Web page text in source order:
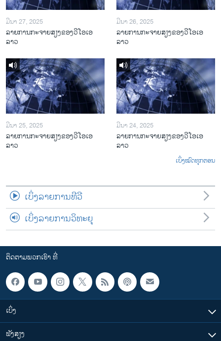
ມີນາ 27, 2025
ລາຍການກະຈາຍສຽງຂອງວີໂອເອ
ລາວ
ມີນາ 26, 2025
ລາຍການກະຈາຍສຽງຂອງວີໂອເອ
ລາວ
ມີນາ 25, 2025
ລາຍການກະຈາຍສຽງຂອງວີໂອເອ
ລາວ
ມີນາ 24, 2025
ລາຍການກະຈາຍສຽງຂອງວີໂອເອ
ລາວ
ເບິ່ງໝົດທຸກຕອນ
ເບິ່ງລາຍການທີວີ
ເບິ່ງລາຍການວິທະຍຸ
ຕິດຕາມພວກເຮົາ ທີ່
ເບິ່ງ
ຟັງສຽງ